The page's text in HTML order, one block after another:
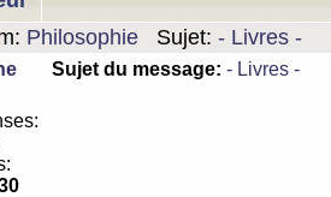
Philosophie Sujet: - Livres -
Sujet du message: - Livres -